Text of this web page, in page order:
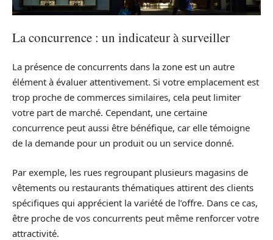
La concurrence : un indicateur à surveiller
La présence de concurrents dans la zone est un autre
élément à évaluer attentivement. Si votre emplacement est
trop proche de commerces similaires, cela peut limiter
votre part de marché. Cependant, une certaine
concurrence peut aussi être bénéfique, car elle témoigne
de la demande pour un produit ou un service donné.
Par exemple, les rues regroupant plusieurs magasins de
vêtements ou restaurants thématiques attirent des clients
spécifiques qui apprécient la variété de l’offre. Dans ce cas,
être proche de vos concurrents peut même renforcer votre
attractivité.